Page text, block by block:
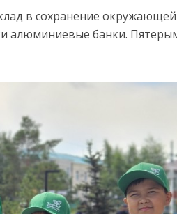
в сохранение
алюминиевые банки.